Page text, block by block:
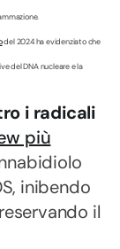
del 2024 ha evidenziato che
del DNA nucleare e la
i radicali
più
inibendo
il